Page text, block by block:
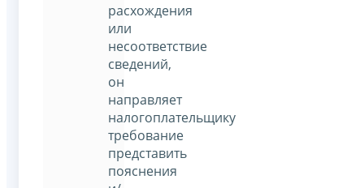
расхождения
или
несоответствие
сведений,
он
направляет
налогоплательщику
требование
представить
пояснения